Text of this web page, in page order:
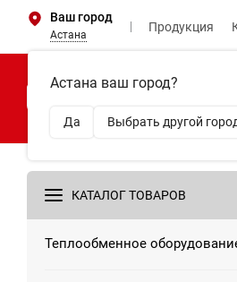
Ваш город
Астана
Астана ваш город?
Да Выбрать другой
Продукция
КАТАЛОГ ТОВАРОВ
Теплообменное